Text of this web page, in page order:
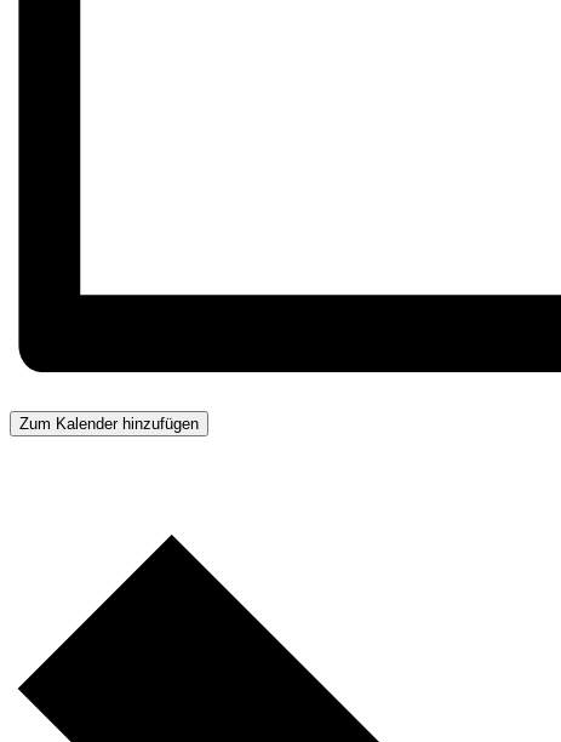
Zum Kalender hinzufügen